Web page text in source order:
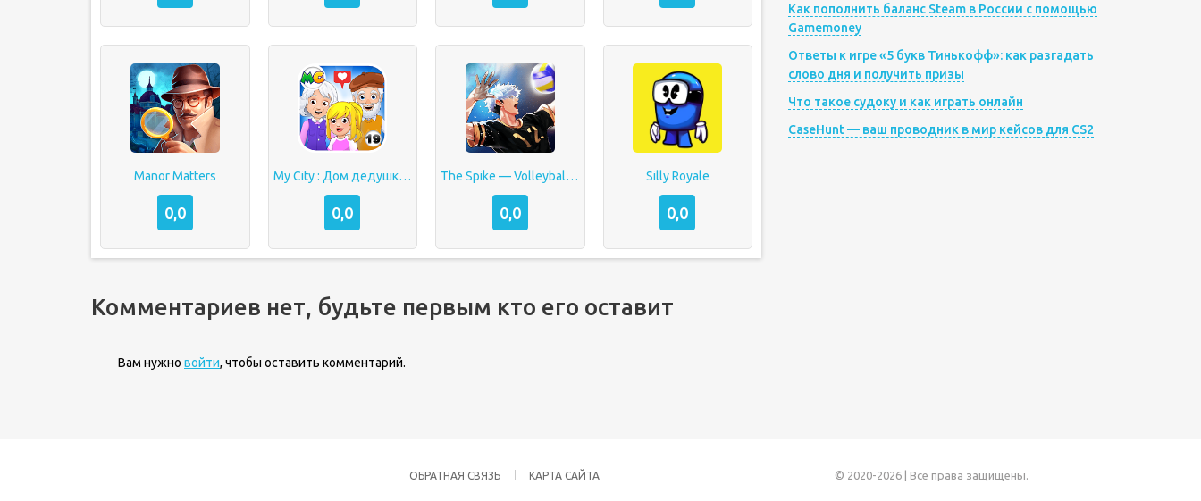
Manor Matters
0,0
My City : Дом дедушки и бабушки
0,0
The Spike — Volleyball Story
0,0
Silly Royale
0,0
Комментариев нет, будьте первым кто его оставит
Вам нужно войти, чтобы оставить комментарий.
Как пополнить баланс Steam в России с помощью
Gamemoney
Ответы к игре «5 букв Тинькофф»: как разгадать
слово дня и получить призы
Что такое судоку и как играть онлайн
CaseHunt — ваш проводник в мир кейсов для CS2
ОБРАТНАЯ СВЯЗЬ КАРТА САЙТА © 2020-2026 | Все права защищены.